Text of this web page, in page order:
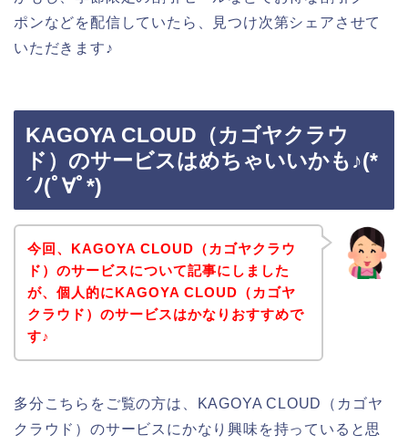
ポンなどを配信していたら、見つけ次第シェアさせて
いただきます♪
KAGOYA CLOUD（カゴヤクラウ
ド）のサービスはめちゃいいかも♪(*
´ﾉ(ﾟ∀ﾟ*)
今回、KAGOYA CLOUD（カゴヤクラウ
ド）のサービスについて記事にしました
が、個人的にKAGOYA CLOUD（カゴヤ
クラウド）のサービスはかなりおすすめで
す♪
多分こちらをご覧の方は、KAGOYA CLOUD（カゴヤ
クラウド）のサービスにかなり興味を持っていると思